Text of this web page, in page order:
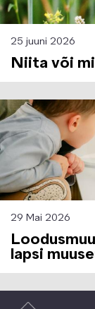
25 juuni 2026
Niita või
Image
29 Mai 2026
lapsi